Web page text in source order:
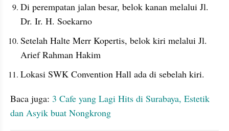
Di perempatan jalan besar, belok kanan melalui Jl.
Dr. Ir. H. Soekarno
Setelah Halte Merr Kopertis, belok kiri melalui Jl.
Arief Rahman Hakim
Lokasi SWK Convention Hall ada di sebelah kiri.
Baca juga: 3 Cafe yang Lagi Hits di Surabaya, Estetik
dan Asyik buat Nongkrong